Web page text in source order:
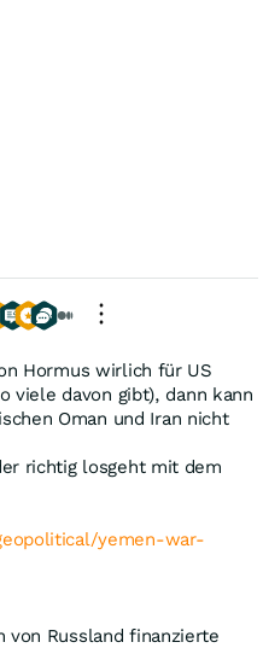
Hormus wirlich für US
viele davon gibt), dann kann
Oman und Iran nicht
richtig losgeht mit dem
yemen-war-
von Russland finanzierte